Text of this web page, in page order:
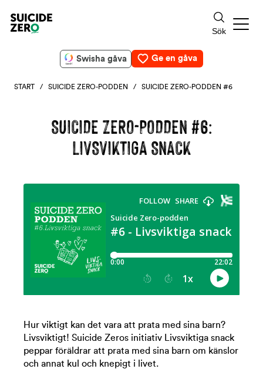
Swisha gåva Ge en gåva
START / SUICIDE ZERO-PODDEN / SUICIDE ZERO-PODDEN #6
SUICIDE ZERO-PODDEN #6:
LIVSVIKTIGA SNACK
Hur viktigt kan det vara att prata med sina barn?
Livsviktigt! Suicide Zeros initiativ Livsviktiga snack
peppar föräldrar att prata med sina barn om känslor
och annat kul och knepigt i livet.